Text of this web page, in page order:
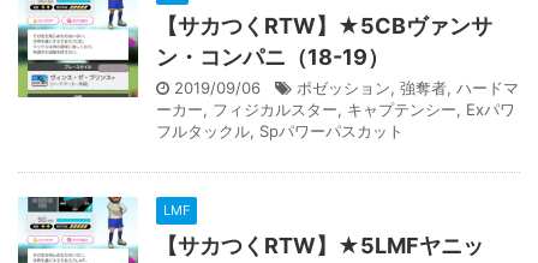
【サカつくRTW】★5CBヴァンサ
ン・コンパニ（18-19）
2019/09/06 ポゼッション, 強奪者, ハードマ
ーカー, フィジカルスター, キャプテンシー, Exパワ
フルタックル, Spパワーパスカット
LMF
【サカつくRTW】★5LMFヤニッ